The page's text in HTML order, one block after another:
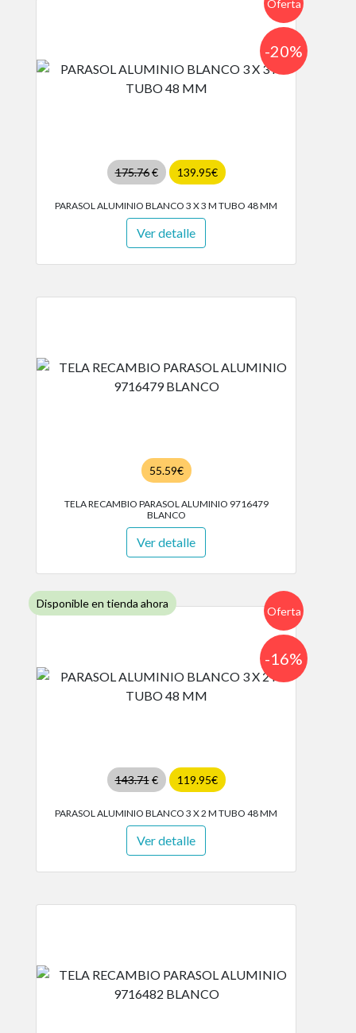
Oferta
175.76€ 139.95€
-20%
PARASOL ALUMINIO BLANCO 3 X 3 M TUBO 48 MM
Ver detalle
55.59€
TELA RECAMBIO PARASOL ALUMINIO 9716479
BLANCO
Ver detalle
Disponible en tienda ahora
Oferta
143.71€ 119.95€
-16%
PARASOL ALUMINIO BLANCO 3 X 2 M TUBO 48 MM
Ver detalle